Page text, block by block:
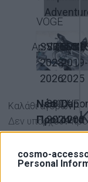
cosmo-
Personal
VOGE
2019-
2025
SRT550
SVT650X
2023-
2026
Aprilia
1200
2013-
2017
KOVE
800X
2024-
2026
Νέα
Προϊοντα
Καλάθι αγορών
Δεν υπάρχουν